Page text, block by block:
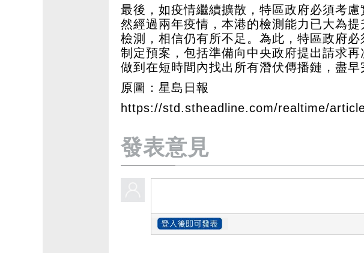
最後，如疫情繼續擴散，特區政府必須考
然經過兩年疫情，本港的檢測能力已大為
檢測，相信仍有所不足。為此，特區政府必
制定預案，包括準備向中央政府提出請求
做到在短時間內找出所有潛伏傳播鏈，盡早
原圖：星島日報
https://std.stheadline.com/realtime/
發表意見